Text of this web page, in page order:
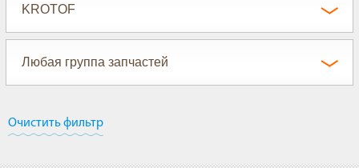
О компании
Очистить фильтр